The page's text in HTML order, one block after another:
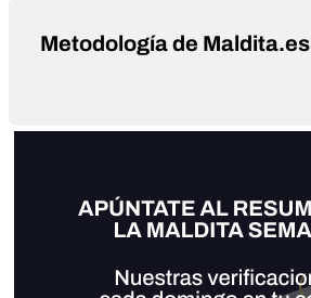
Metodología de Maldita.es